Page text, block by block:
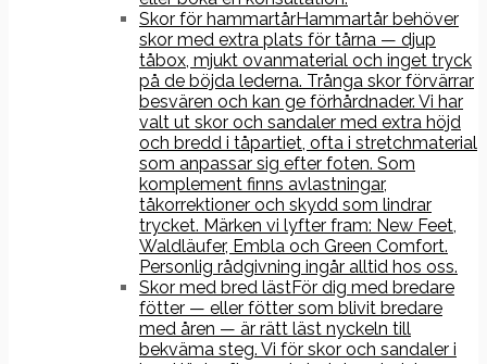
Skor för hammartårHammartår behöver
skor med extra plats för tårna — djup
tåbox, mjukt ovanmaterial och inget tryck
på de böjda lederna. Trånga skor förvärrar
besvären och kan ge förhårdnader. Vi har
valt ut skor och sandaler med extra höjd
och bredd i tåpartiet, ofta i stretchmaterial
som anpassar sig efter foten. Som
komplement finns avlastningar,
tåkorrektioner och skydd som lindrar
trycket. Märken vi lyfter fram: New Feet,
Waldläufer, Embla och Green Comfort.
Personlig rådgivning ingår alltid hos oss.
Skor med bred lästFör dig med bredare
fötter — eller fötter som blivit bredare
med åren — är rätt läst nyckeln till
bekväma steg. Vi för skor och sandaler i